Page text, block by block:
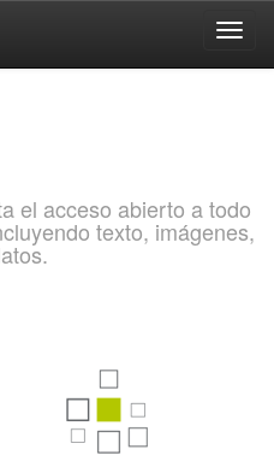
el acceso abierto a todo
texto, imágenes,